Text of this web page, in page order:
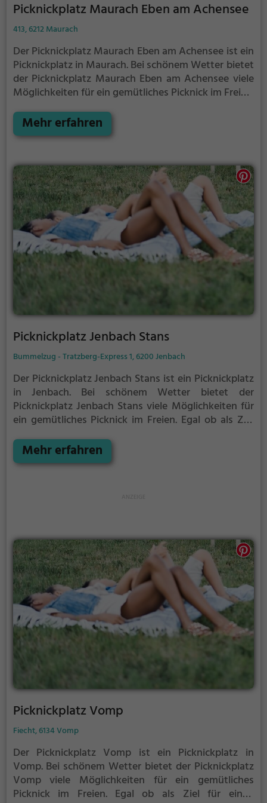
Picknickplatz Maurach Eben am Achensee
413, 6212 Maurach
Der Picknickplatz Maurach Eben am Achensee ist ein
Picknickplatz in Maurach.Bei schönem Wetter bietet
der Picknickplatz Maurach Eben am Achensee viele
Möglichkeiten für ein gemütliches Picknick im Freien.
Pause zwischendurch, der Picknickplatz Maurach
Eben am Achensee ist der perfekte Ort, um die
unter freiem Himmel zu genießen.
Mehr erfahren
Picknickplatz Jenbach Stans
Bummelzug - Tratzberg-Express 1, 6200 Jenbach
Der Picknickplatz Jenbach Stans ist ein Picknickplatz
in Jenbach. Bei schönem Wetter bietet der
Picknickplatz Jenbach Stans viele Möglichkeiten für
ein gemütliches Picknick im Freien. Egal ob als Ziel
zwischendurch, der Picknickplatz Jenbach Stans ist
der perfekte Ort, um die Akkus wieder aufzutanken
Mehr erfahren
Picknickplatz Vomp
Fiecht, 6134 Vomp
Der Picknickplatz Vomp ist ein Picknickplatz in
Vomp. Bei schönem Wetter bietet der Picknickplatz
Vomp viele Möglichkeiten für ein gemütliches
Picknick im Freien. Egal ob als Ziel für einen